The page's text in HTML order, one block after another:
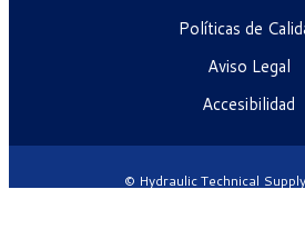
Políticas de
Aviso Legal
Accesibilidad
© Hydraulic Technical